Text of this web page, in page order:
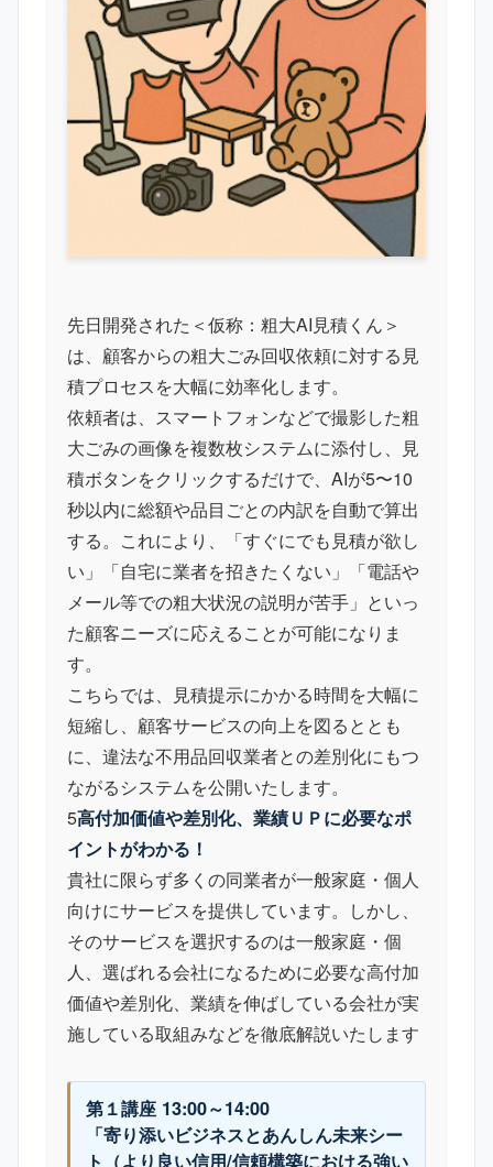
先日開発された＜仮称：粗大AI見積くん＞
は、顧客からの粗大ごみ回収依頼に対する見
積プロセスを大幅に効率化します。
依頼者は、スマートフォンなどで撮影した粗
大ごみの画像を複数枚システムに添付し、見
積ボタンをクリックするだけで、AIが5〜10
秒以内に総額や品目ごとの内訳を自動で算出
する。これにより、「すぐにでも見積が欲し
い」「自宅に業者を招きたくない」「電話や
メール等での粗大状況の説明が苦手」といっ
た顧客ニーズに応えることが可能になりま
す。
こちらでは、見積提示にかかる時間を大幅に
短縮し、顧客サービスの向上を図るととも
に、違法な不用品回収業者との差別化にもつ
ながるシステムを公開いたします。
5高付加価値や差別化、業績ＵＰに必要なポ
イントがわかる！
貴社に限らず多くの同業者が一般家庭・個人
向けにサービスを提供しています。しかし、
そのサービスを選択するのは一般家庭・個
人、選ばれる会社になるために必要な高付加
価値や差別化、業績を伸ばしている会社が実
施している取組みなどを徹底解説いたします
第１講座 13:00～14:00
「寄り添いビジネスとあんしん未来シー
ト（より良い信用/信頼構築における強い